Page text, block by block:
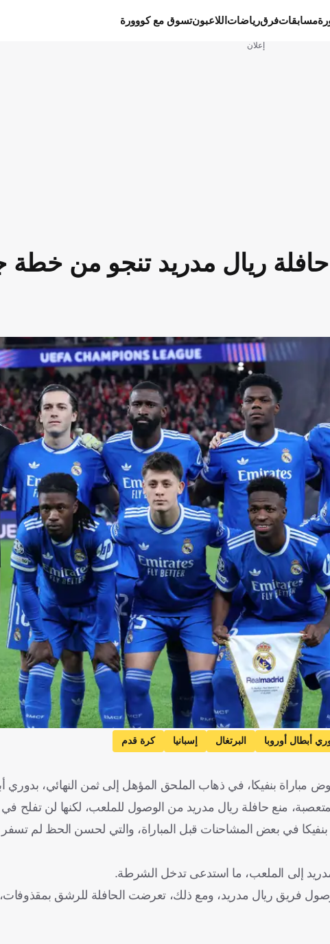
مسابقاتفرقرياضات اللاعبونتسوق مع كووورة
إعلان
ريال مدريد تنجو من خطة
أبطال أوروبا البرتغال إسبانيا كرة قدم
مباراة بنفيكا، في ذهاب الملحق المؤهل إلى ثمن النهائي، بدوري
منع حافلة ريال مدريد من الوصول للملعب، لكنها لن تفلح
مشجعًا متشددًا لنادي بنفيكا في بعض المشاحنات قبل المباراة، والتي لحسن الحظ
إلى الملعب، ما استدعى تدخل الشرطة.
فريق ريال مدريد، ومع ذلك، تعرضت الحافلة للرشق